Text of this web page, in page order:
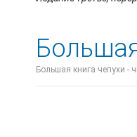
Большая книга чепухи -